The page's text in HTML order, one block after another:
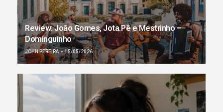
Review: João Gomes, Jota.Pê e Mestrinho –
Dominguinho
JOHN PEREIRA 15/05/2026